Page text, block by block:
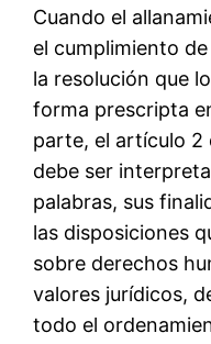
Cuando el
el cumplimiento
la resolución que
forma prescripta
parte, el artículo 2
debe ser
palabras, sus
las disposiciones
sobre derechos
valores jurídicos,
todo el